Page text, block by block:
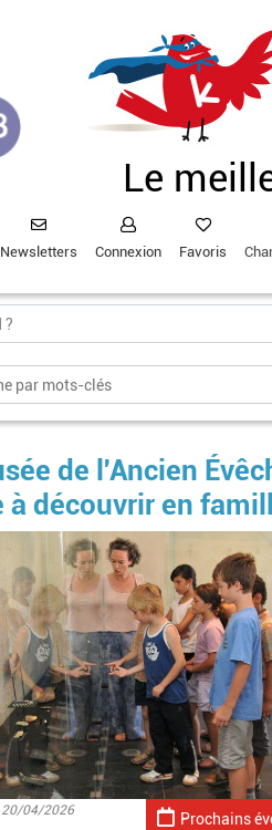
Le
Newsletters Connexion Favoris
de l'Ancien
à découvrir en
Prochains
20/04/2026